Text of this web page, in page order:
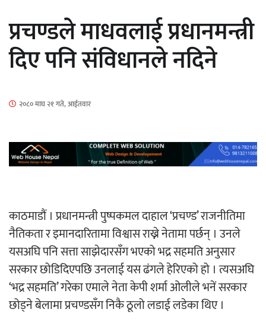
नियन्त्रणमा
‘ईयुमा डट कम’ले बुधबारदेखि आफ्नो
औपचारिक सेवा सञ्चालनमा
प्रचण्डले माधवलाई प्रधानमन्त्री
दिए पनि संविधानले नदिने
२०८० माघ २१ गते, आईतवार
काठमाडौं । प्रधानमन्त्री पुष्पकमल दाहाल ‘प्रचण्ड’ राजनीतिमा
नैतिकता र इमानदारितामा विश्वास राख्ने नेतामा पर्छन् । उनले
यसअघि पनि सत्ता साझेदारसँग भएको भद्र सहमति अनुसार
सरकार छोडिदिएपछि उनलाई यस ढंगले हेरिएको हो । त्यसअघि
‘भद्र सहमति’ गरेका एमाले नेता केपी शर्मा ओलीले भनें सरकार
छोड्ने बेलामा प्रचण्डसँग निकै ठूलो लडाई लडेका थिए ।